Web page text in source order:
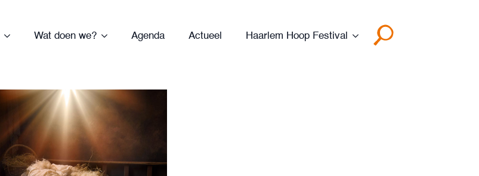
Wat doen we? Agenda Actueel Haarlem Hoop Festival